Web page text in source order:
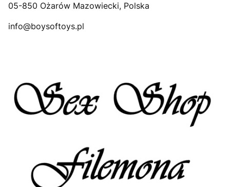
05-850 Ożarów Mazowiecki, Polska
info@boysoftoys.pl